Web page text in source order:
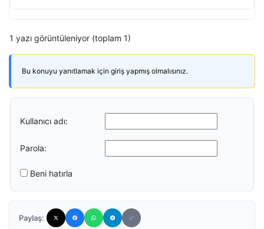
1 yazı görüntüleniyor (toplam 1)
Bu konuyu yanıtlamak için giriş yapmış olmalısınız.
Kullanıcı adı:
Parola:
Beni hatırla
Paylaş: